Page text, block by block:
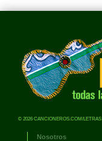
© 2026 CANCIONEROS.COM/LETRAS
Nosotros